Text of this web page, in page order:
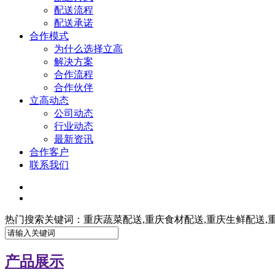
配送流程
配送承诺
合作模式
为什么选择立高
解决方案
合作流程
合作伙伴
立高动态
公司动态
行业动态
最新资讯
合作客户
联系我们
热门搜索关键词：重庆蔬菜配送,重庆食材配送,重庆生鲜配送
产品展示